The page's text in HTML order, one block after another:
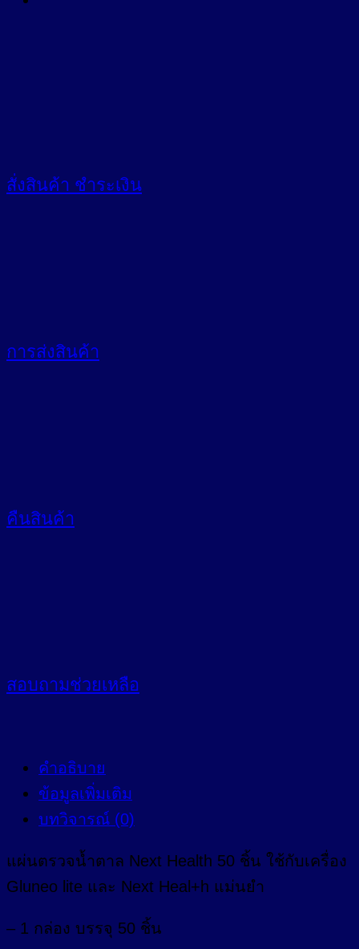
สั่งสินค้า ชำระเงิน
การส่งสินค้า
คืนสินค้า
สอบถามช่วยเหลือ
คำอธิบาย
ข้อมูลเพิ่มเติม
บทวิจารณ์ (0)
แผ่นตรวจน้ำตาล Next Health 50 ชิ้น ใช้กับเครื่อง
Gluneo lite และ Next Heal+h แม่นยำ
– 1 กล่อง บรรจุ 50 ชิ้น